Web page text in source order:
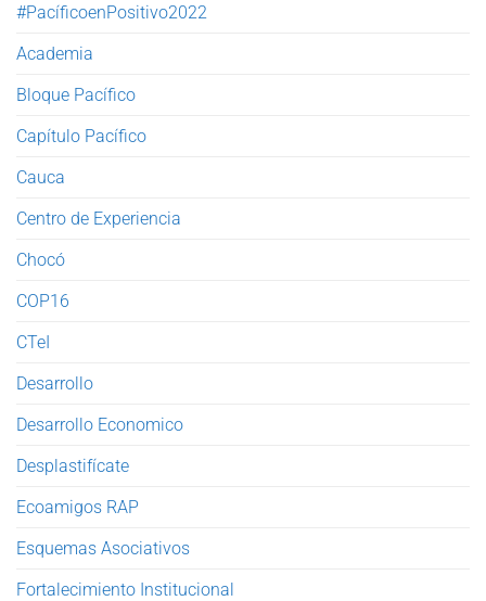
#PacíficoenPositivo2022
Academia
Bloque Pacífico
Capítulo Pacífico
Cauca
Centro de Experiencia
Chocó
COP16
CTeI
Desarrollo
Desarrollo Economico
Desplastifícate
Ecoamigos RAP
Esquemas Asociativos
Fortalecimiento Institucional